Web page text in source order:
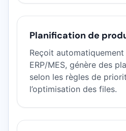
Planification de
Reçoit
ERP/MES, génère des
selon les règles de
l’optimisation des files.